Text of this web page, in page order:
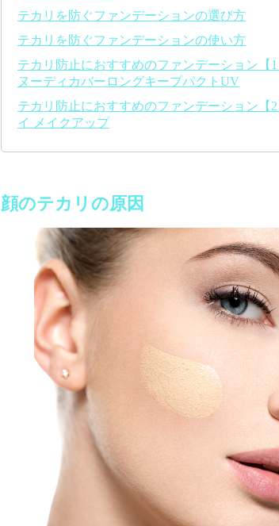
テカリを防ぐファンデーションの選び方
テカリを防ぐファンデーションの使い方
テカリ防止におすすめのファンデーション【
ヌーディカバーロングキープパクトUV
テカリ防止におすすめのファンデーション【
イ メイクアップ
顔のテカリの原因